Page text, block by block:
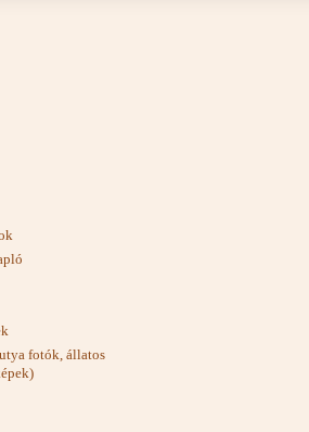
fotók, állatos